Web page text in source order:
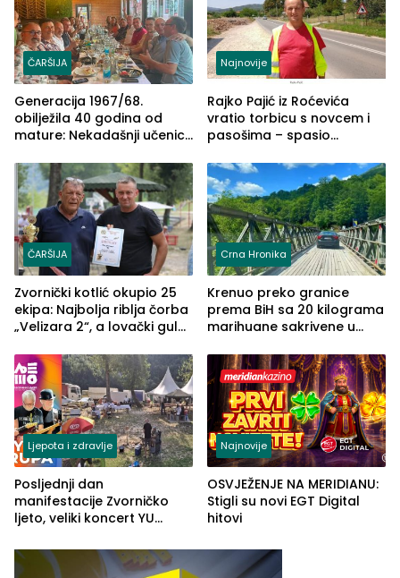
ČARŠIJA
Generacija 1967/68.
obilježila 40 godina od
mature: Nekadašnji učenici
(FOTO)
Najnovije
Rajko Pajić iz Roćevića
vratio torbicu s novcem i
pasošima – spasio
Grčkoj
ČARŠIJA
Zvornički kotlić okupio 25
ekipa: Najbolja riblja čorba
„Velizara 2“, a lovački gulaš
Crna Hronika
Krenuo preko granice
prema BiH sa 20 kilograma
marihuane sakrivene u
Ljepota i zdravlje
Posljednji dan
manifestacije Zvorničko
ljeto, veliki koncert YU
ove godine
Najnovije
OSVJEŽENJE NA MERIDIANU:
Stigli su novi EGT Digital
hitovi